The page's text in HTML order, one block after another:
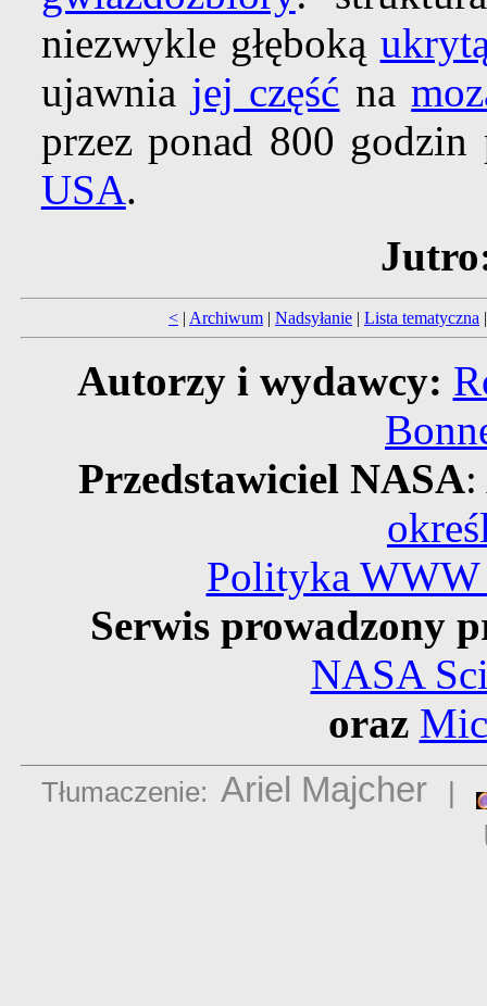
niezwykle głęboką
ujawnia jej część na
przez ponad 800
USA.
< | Archiwum | Nadsyłanie | Lista tematyczna
Autorzy i wydawcy:
Przedstawiciel NASA:
Polityka
Serwis prowadzony
NASA
oraz
Tłumaczenie: Ariel Majcher |